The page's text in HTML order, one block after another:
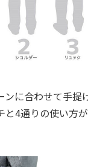
に合わせて手提
と4通りの使い方